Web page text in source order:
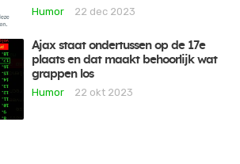
Humor
22 dec 2023
Ajax staat ondertussen op de 17e
plaats en dat maakt behoorlijk wat
grappen los
Humor
22 okt 2023